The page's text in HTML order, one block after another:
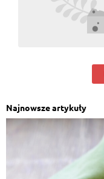
Najnowsze artykuły